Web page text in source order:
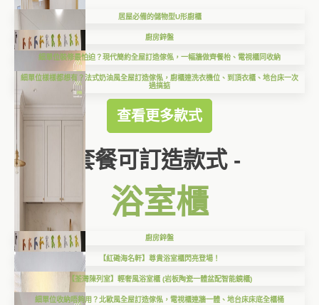
居屋必備的儲物型U形廚櫃
廚房鋅盤
細單位裝修最怕迫？現代簡約全屋訂造傢俬，一幅牆做齊餐枱、電視櫃同收納
細單位樣樣都想有？法式奶油風全屋訂造傢俬，廚櫃連洗衣機位、到頂衣櫃、地台床一次
過搞掂
查看更多款式
套餐可訂造款式 -
浴室櫃
廚房鋅盤
【紅磡海名軒】尊貴浴室櫃閃亮登場！
【荃灣陳列室】輕奢風浴室櫃 (岩板陶瓷一體盆配智能鏡櫃)
細單位收納唔夠用？北歐風全屋訂造傢俬，電視櫃連牆一體、地台床床底全櫃桶